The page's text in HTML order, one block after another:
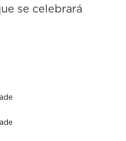
se celebrará